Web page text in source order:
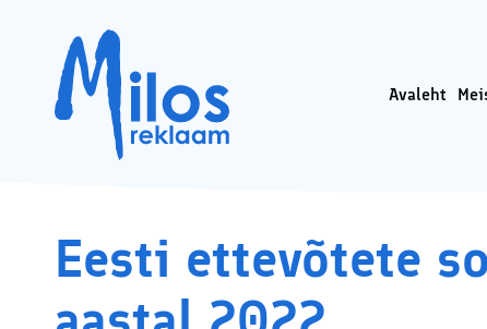
Avaleht
audit
Eesti ettevõtete